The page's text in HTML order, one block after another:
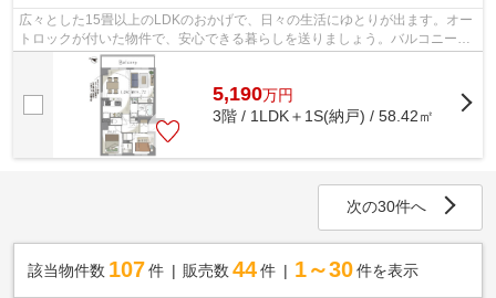
広々とした15畳以上のLDKのおかげで、日々の生活にゆとりが出ます。オー
トロックが付いた物件で、安心できる暮らしを送りましょう。バルコニーの
広さが8.92㎡の物件です。お引越しを検...
5,190万円
3階 / 1LDK＋1S(納戸) / 58.42㎡
次の30件へ
該当物件数 107件 販売数 44 件 1～30 件を表示